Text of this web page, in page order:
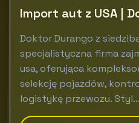
Import aut z USA |
Doktor Durango z
specjalistyczna firma
usa, oferująca
selekcję pojazdów,
logistykę przewozu. Styl...